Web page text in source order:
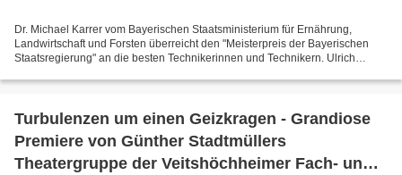
Dr. Michael Karrer vom Bayerischen Staatsministerium für Ernährung,
Landwirtschaft und Forsten überreicht den "Meisterpreis der Bayerischen
Staatsregierung" an die besten Technikerinnen und Technikern. Ulrich
Turbulenzen um einen Geizkragen - Grandiose
Premiere von Günther Stadtmüllers
Theatergruppe der Veitshöchheimer Fach- und